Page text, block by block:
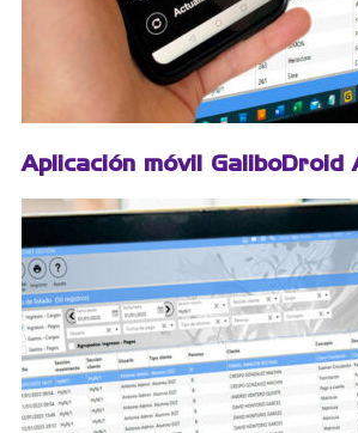
Aplicación móvil GaliboDroid